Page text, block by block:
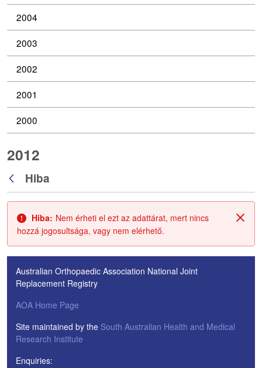
2004
2003
2002
2001
2000
2012
Vissza
Hiba
Hiba: Nem érheti el ezt az adattárat, mert nincs
hozzá jogosultsága, vagy nem elérhető.
Australian Orthopaedic Association National Joint
Replacement Registry
AOA Home Page
Site maintained by the South Australian Health and Medical
Research Institute
Enquiries: